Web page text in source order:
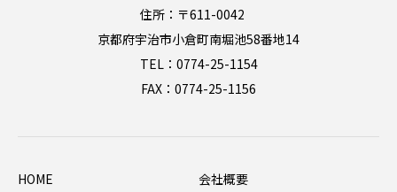
住所：〒611-0042
京都府宇治市小倉町南堀池58番地14
TEL：0774-25-1154
FAX：0774-25-1156
HOME
会社概要